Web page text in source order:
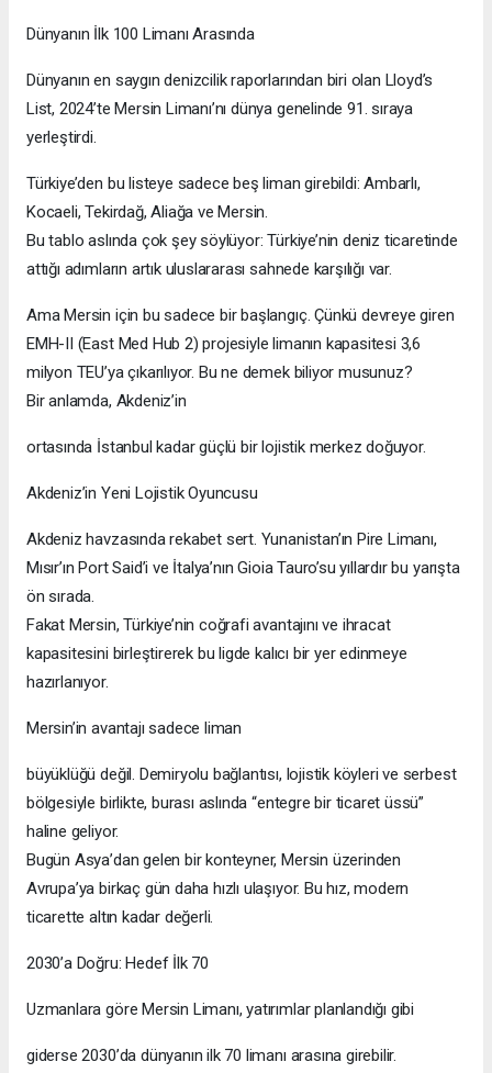
Dünyanın İlk 100 Limanı Arasında
Dünyanın en saygın denizcilik raporlarından biri olan Lloyd’s
List, 2024’te Mersin Limanı’nı dünya genelinde 91. sıraya
yerleştirdi.
Türkiye’den bu listeye sadece beş liman girebildi: Ambarlı,
Kocaeli, Tekirdağ, Aliağa ve Mersin.
Bu tablo aslında çok şey söylüyor: Türkiye’nin deniz ticaretinde
attığı adımların artık uluslararası sahnede karşılığı var.
Ama Mersin için bu sadece bir başlangıç. Çünkü devreye giren
EMH-II (East Med Hub 2) projesiyle limanın kapasitesi 3,6
milyon TEU’ya çıkarılıyor. Bu ne demek biliyor musunuz?
Bir anlamda, Akdeniz’in
ortasında İstanbul kadar güçlü bir lojistik merkez doğuyor.
Akdeniz’in Yeni Lojistik Oyuncusu
Akdeniz havzasında rekabet sert. Yunanistan’ın Pire Limanı,
Mısır’ın Port Said’i ve İtalya’nın Gioia Tauro’su yıllardır bu yarışta
ön sırada.
Fakat Mersin, Türkiye’nin coğrafi avantajını ve ihracat
kapasitesini birleştirerek bu ligde kalıcı bir yer edinmeye
hazırlanıyor.
Mersin’in avantajı sadece liman
büyüklüğü değil. Demiryolu bağlantısı, lojistik köyleri ve serbest
bölgesiyle birlikte, burası aslında “entegre bir ticaret üssü”
haline geliyor.
Bugün Asya’dan gelen bir konteyner, Mersin üzerinden
Avrupa’ya birkaç gün daha hızlı ulaşıyor. Bu hız, modern
ticarette altın kadar değerli.
2030’a Doğru: Hedef İlk 70
Uzmanlara göre Mersin Limanı, yatırımlar planlandığı gibi
giderse 2030’da dünyanın ilk 70 limanı arasına girebilir.